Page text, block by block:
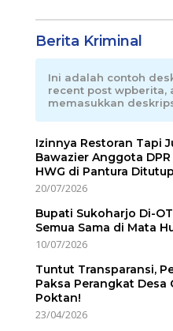
Berita Kriminal
Ini adalah contoh
recent post wpberita,
memasukkan
Izinnya Restoran Tapi
Bawazier Anggota
HWG di Pantura
20/07/2026
Bupati Sukoharjo Di-
Semua Sama di Mata
10/07/2026
Tuntut Transparansi,
Paksa Perangkat Desa
Poktan!
23/04/2026